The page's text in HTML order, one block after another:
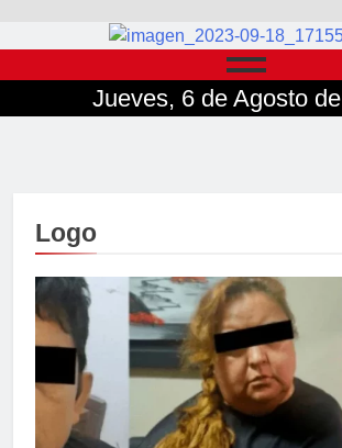
Jueves, 6 de Agosto
Logo